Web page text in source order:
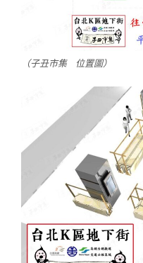
（子丑市集 位置圖）